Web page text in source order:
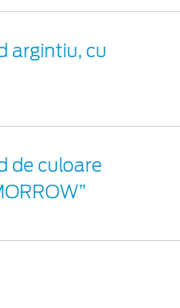
argintiu, cu
de culoare